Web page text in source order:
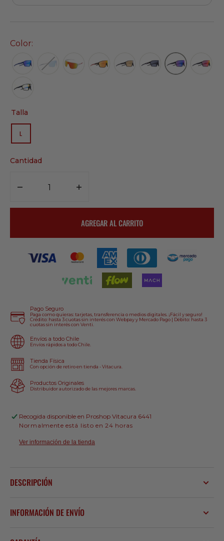
Color:
Talla
LVARIANTE
AGOTADA
NO
Cantidad
Disminuir
Spect
Daft
Negro/Morado
Anteojos
Spect
Daft
Negro/Morado
AGREGAR AL CARRITO
Pago Seguro
Paga como quieras: tarjetas, transferencia o medios digitales. ¡Fácil y seguro!
Crédito: hasta 3 cuotas sin interés con Webpay y Mercado Pago | Débito: hasta 3
cuotas sin interés con Venti.
Envíos a todo Chile
Envíos rápidos a todo Chile.
Tienda Física
Con opción de retiro en tienda - Vitacura.
Productos Originales
Distribuidor autorizado de las mejores marcas.
Recogida disponible en Proshop Vitacura 6441
Normalmente está listo en 24 horas
Ver información de la tienda
DESCRIPCIÓN
INFORMACIÓN DE ENVÍO